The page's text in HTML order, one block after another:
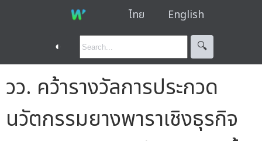
ไทย English
◐ 🔍︎
วว. คว้ารางวัลการประกวด
นวัตกรรมยางพาราเชิงธุรกิจ